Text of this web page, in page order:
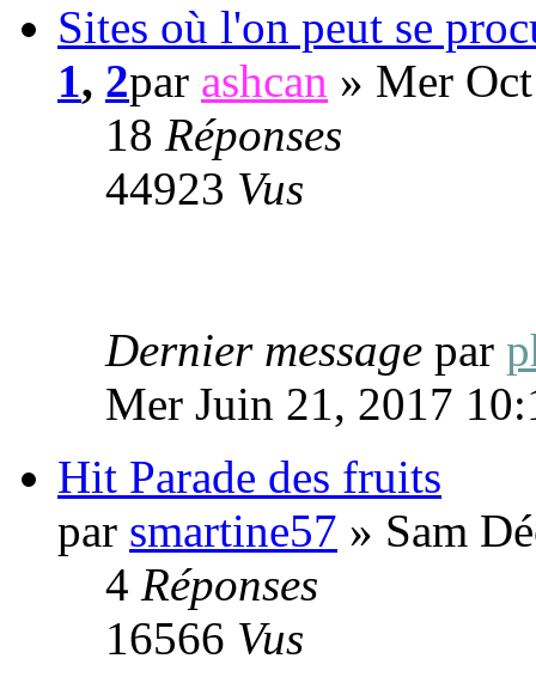
Sites où l'on peut se
1, 2par ashcan » Mer
18 Réponses
44923 Vus
Dernier message par
Mer Juin 21, 2017
Hit Parade des fruits
par smartine57 » Sam
4 Réponses
16566 Vus